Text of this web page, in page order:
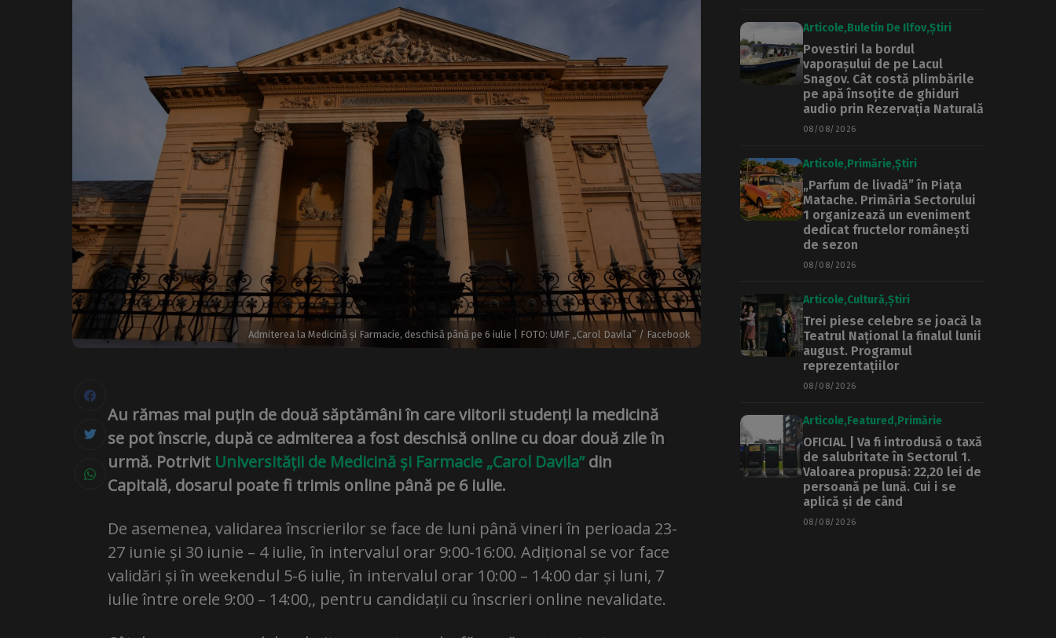
Admiterea la Medicină și Farmacie, deschisă până pe 6 iulie | FOTO: UMF „Carol Davila” / Facebook
Au rămas mai puțin de două săptămâni în care viitorii studenți la medicină
se pot înscrie, după ce admiterea a fost deschisă online cu doar două zile în
urmă. Potrivit Universității de Medicină și Farmacie „Carol Davila”din
Capitală, dosarul poate fi trimis online până pe 6 iulie.
De asemenea, validarea înscrierilor se face de luni până vineri în perioada 23-
27 iunie și 30 iunie – 4 iulie, în intervalul orar 9:00-16:00. Adițional se vor face
validări și în weekendul 5-6 iulie, în intervalul orar 10:00 – 14:00 dar și luni, 7
iulie între orele 9:00 – 14:00,, pentru candidații cu înscrieri online nevalidate.
Articole Buletin De Ilfov Știri
Povestiri la bordul
vaporașului de pe Lacul
Snagov. Cât costă plimbările
pe apă însoțite de ghiduri
audio prin Rezervația Naturală
08/08/2026
Articole Primărie Știri
„Parfum de livadă” în Piața
Matache. Primăria Sectorului
1 organizează un eveniment
dedicat fructelor românești
de sezon
08/08/2026
Articole Cultură Știri
Trei piese celebre se joacă la
Teatrul Național la finalul lunii
august. Programul
reprezentațiilor
08/08/2026
Articole Featured Primărie
OFICIAL | Va fi introdusă o taxă
de salubritate în Sectorul 1.
Valoarea propusă: 22,20 lei de
persoană pe lună. Cui i se
aplică și de când
08/08/2026